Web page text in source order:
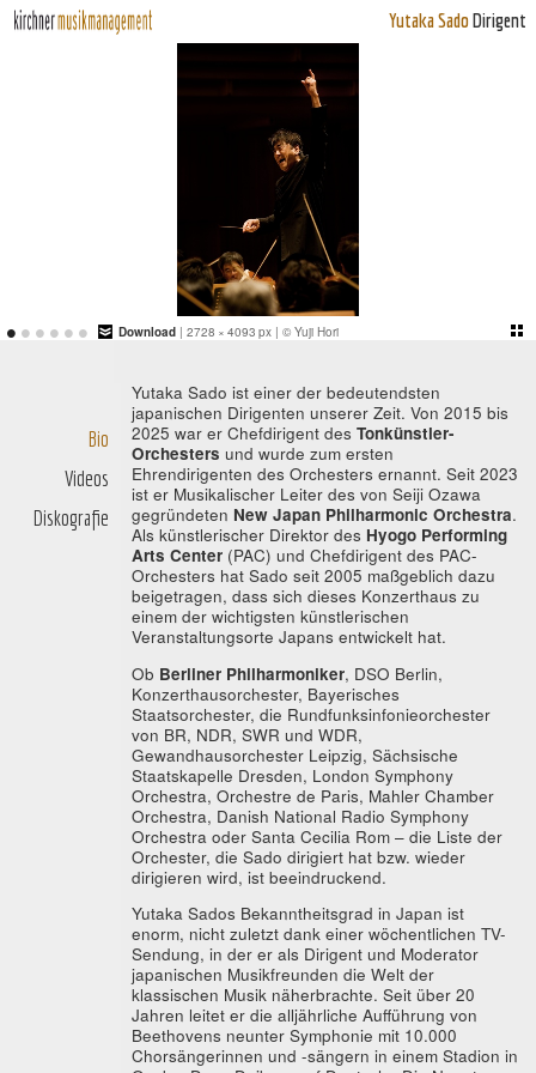
Download | 2728 × 4093 px | © Yuji Hori
••••••
Yutaka SadoDirigent
Bio
Videos
Diskografie
Yutaka Sado ist einer der bedeutendsten
japanischen Dirigenten unserer Zeit. Von 2015 bis
2025 war er Chefdirigent des Tonkünstler-
Orchesters und wurde zum ersten
Ehrendirigenten des Orchesters ernannt. Seit 2023
ist er Musikalischer Leiter des von Seiji Ozawa
gegründeten New Japan Philharmonic Orchestra.
Als künstlerischer Direktor des Hyogo Performing
Arts Center (PAC) und Chefdirigent des PAC-
Orchesters hat Sado seit 2005 maßgeblich dazu
beigetragen, dass sich dieses Konzerthaus zu
einem der wichtigsten künstlerischen
Veranstaltungsorte Japans entwickelt hat.
Ob Berliner Philharmoniker, DSO Berlin,
Konzerthausorchester, Bayerisches
Staatsorchester, die Rundfunksinfonieorchester
von BR, NDR, SWR und WDR,
Gewandhausorchester Leipzig, Sächsische
Staatskapelle Dresden, London Symphony
Orchestra, Orchestre de Paris, Mahler Chamber
Orchestra, Danish National Radio Symphony
Orchestra oder Santa Cecilia Rom – die Liste der
Orchester, die Sado dirigiert hat bzw. wieder
dirigieren wird, ist beeindruckend.
Yutaka Sados Bekanntheitsgrad in Japan ist
enorm, nicht zuletzt dank einer wöchentlichen TV-
Sendung, in der er als Dirigent und Moderator
japanischen Musikfreunden die Welt der
klassischen Musik näherbrachte. Seit über 20
Jahren leitet er die alljährliche Aufführung von
Beethovens neunter Symphonie mit 10.000
Chorsängerinnen und -sängern in einem Stadion in